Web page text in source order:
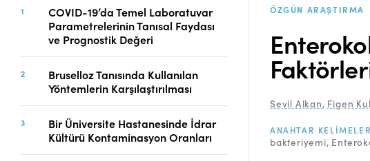
Amaç ve Kapsam
Açık Erişim İlkesi
Yayın Kurulu
Editoryal Süreç
Danışmanlık Süreci
Yazarlara Bilgi
Online Makale
Gönderimi
COVID-19’da Temel Laboratuvar
Parametrelerinin Tanısal Faydası
ve Prognostik Değeri
Bruselloz Tanısında Kullanılan
Yöntemlerin Karşılaştırılması
Bir Üniversite Hastanesinde İdrar
Kültürü Kontaminasyon Oranları
ÖZGÜN ARAŞTIRMA
Sevil Alkan, Figen
ANAHTAR KELIMELER
bakteriyemi